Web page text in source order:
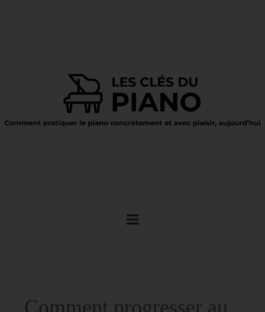
Comment progresser au